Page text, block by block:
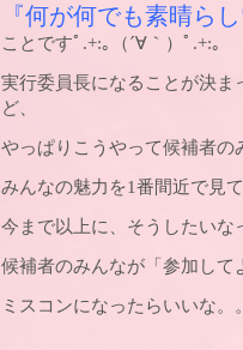
『何が何でも素晴ら
ことですﾟ.+:｡（´∀｀）ﾟ.+:｡
実行委員長になることが決
ど、
やっぱりこうやって候補者
みんなの魅力を1番間近で見
今まで以上に、そうしたい
候補者のみんなが「参加して
ミスコンになったらいいな